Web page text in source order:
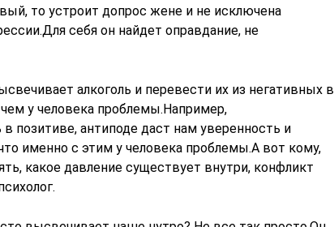
то устроит допрос жене и не исключена
себя он найдет оправдание, не
алкоголь и перевести их из негативных в
у человека проблемы.Например,
позитиве, антиподе даст нам уверенность и
именно с этим у человека проблемы.А вот кому,
какое давление существует внутри, конфликт